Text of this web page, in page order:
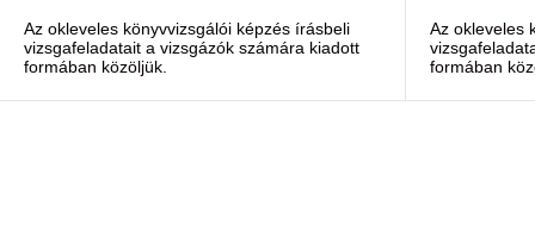
Az okleveles könyvvizsgálói képzés írásbeli
vizsgafeladatait a vizsgázók számára kiadott
formában közöljük.
Az okleveles
formában